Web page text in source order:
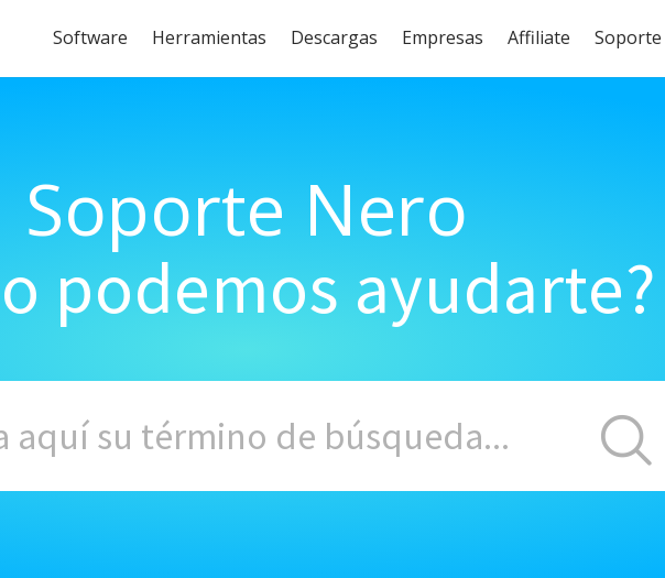
Software Herramientas Descargas Empresas Affiliate Soporte
Soporte Nero
podemos ayudarte?